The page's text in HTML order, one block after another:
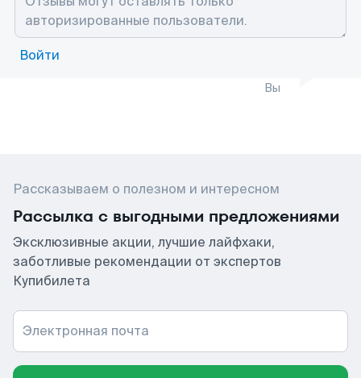
Войти
Вы
Рассказываем о полезном и интересном
Рассылка с выгодными предложениями
Эксклюзивные акции, лучшие лайфхаки,
заботливые рекомендации от экспертов
Купибилета
Электронная почта